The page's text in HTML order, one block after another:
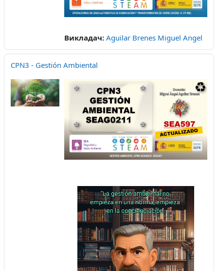
Викладач: Aguilar Brenes Miguel Angel
CPN3 - Gestión Ambiental